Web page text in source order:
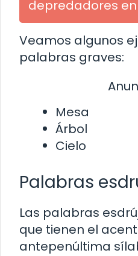
depredadores
Veamos algunos
palabras graves:
Mesa
Árbol
Cielo
Palabras
Las palabras
que tienen el
antepenúltima